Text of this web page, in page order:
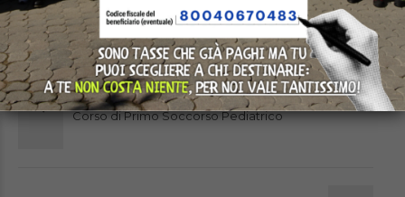
PREVIOUS
Corso di Primo Soccorso Pediatrico